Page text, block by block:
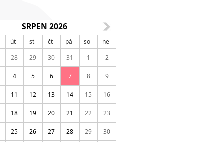
SRPEN 2026
út st čt pá so
ne
28 29 30 31 1 2
4 5 6 7 8 9
11 12 13 14 15 16
18 19 20 21 22 23
25 26 27 28 29 30